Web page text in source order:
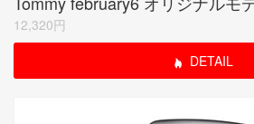
12,320円
DETAIL